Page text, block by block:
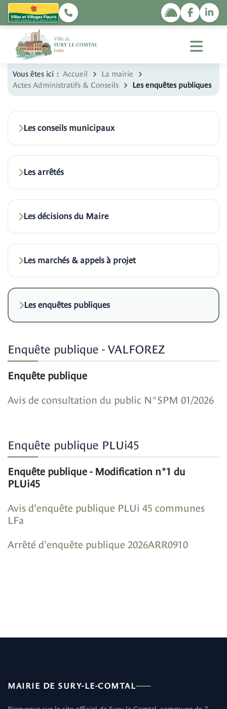
Vous êtes ici : Accueil
La mairie
Actes Administratifs & Conseils
Les enquêtes publiques
Les conseils municipaux
Les arrêtés
Les décisions du Maire
Les marchés & appels à projet
Les enquêtes publiques
Enquête publique - VALFOREZ
Enquête publique
Avis de consultation du public N°SPM 01/2026
Enquête publique PLUi45
Enquête publique - Modification n°1 du
PLUi45
Avis d'enquête publique PLUi 45 communes
LFa
Arrêté d'enquête publique 2026ARR0910
MAIRIE DE SURY-LE-COMTAL